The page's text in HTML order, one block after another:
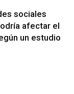
sociales
afectar el
un estudio